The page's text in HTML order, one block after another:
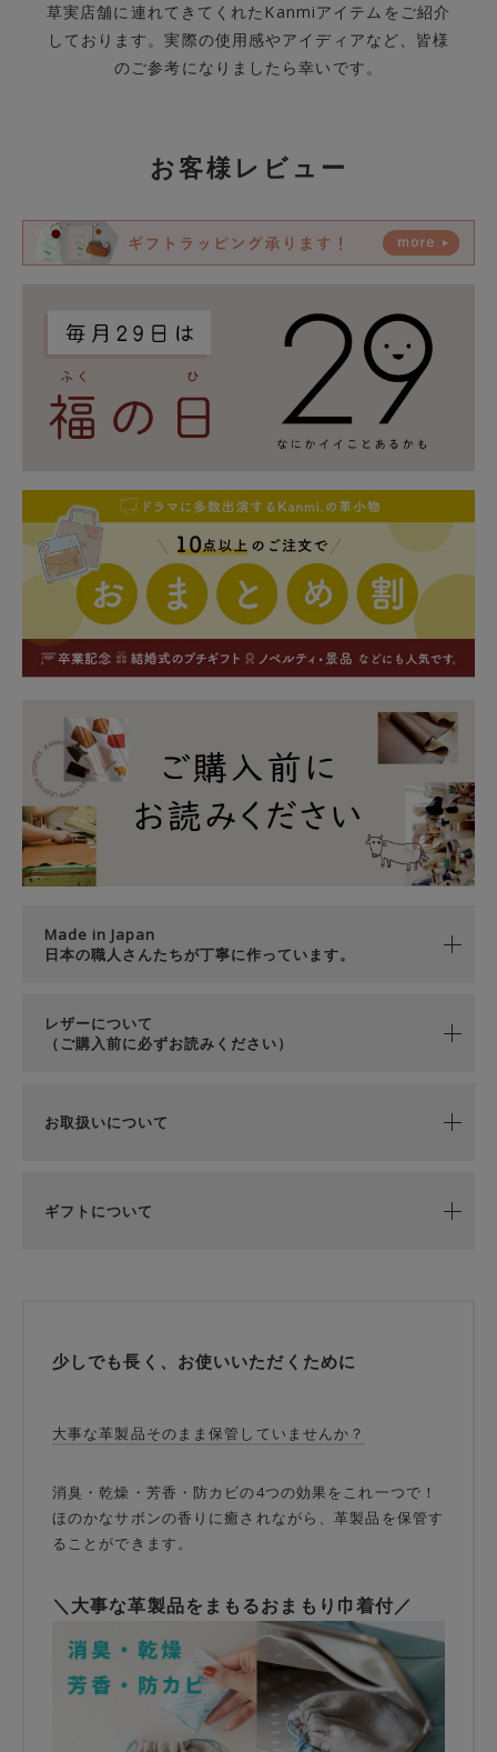
草実店舗に連れてきてくれたKanmiアイテムをご紹介
しております。実際の使用感やアイディアなど、皆様
のご参考になりましたら幸いです。
お客様レビュー
Made in Japan
日本の職人さんたちが丁寧に作っています。
レザーについて
（ご購入前に必ずお読みください）
お取扱いについて
ギフトについて
少しでも長く、お使いいただくために
大事な革製品そのまま保管していませんか？
消臭・乾燥・芳香・防カビの4つの効果をこれ一つで！
ほのかなサボンの香りに癒されながら、革製品を保管す
ることができます。
＼大事な革製品をまもるおまもり巾着付／